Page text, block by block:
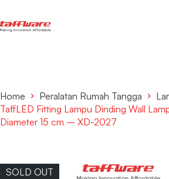
Home Peralatan Rumah Tangga
TaffLED Fitting Lampu Dinding Wall
Diameter 15 cm – XD-2027
SOLD OUT